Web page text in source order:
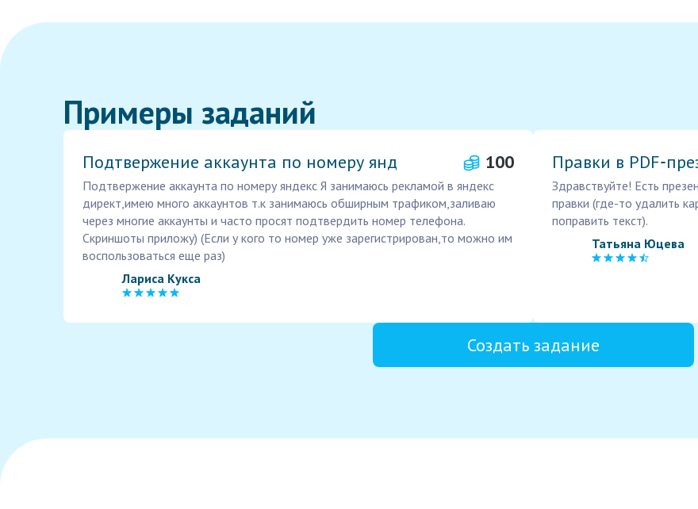
Примеры заданий
Подтвержение аккаунта по номеру янд 100
Подтвержение аккаунта по номеру яндекс Я занимаюсь рекламой в яндекс
директ,имею много аккаунтов т.к занимаюсь обширным трафиком,заливаю
через многие аккаунты и часто просят подтвердить номер телефона.
Скриншоты приложу) (Если у кого то номер уже зарегистрирован,то можно им
воспользоваться еще раз)
Лариса Кукса
Правки в
Здравствуйте! Есть
правки (где-то удалить
поправить текст).
Татьяна Юцева
Создать задание